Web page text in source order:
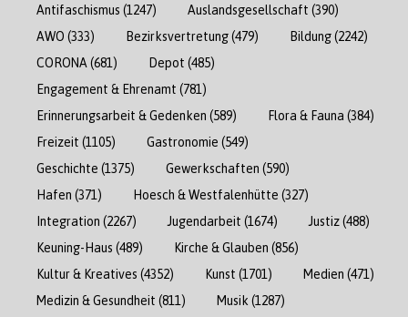
Antifaschismus (1247) Auslandsgesellschaft (390)
AWO (333) Bezirksvertretung(479) Bildung(2242)
CORONA (681) Depot (485)
Engagement & Ehrenamt (781)
Erinnerungsarbeit & Gedenken (589) Flora & Fauna (384)
Freizeit (1105) Gastronomie (549)
Geschichte (1375) Gewerkschaften (590)
Hafen (371) Hoesch & Westfalenhütte (327)
Integration (2267) Jugendarbeit (1674) Justiz(488)
Keuning-Haus (489) Kirche & Glauben (856)
Kultur & Kreatives (4352) Kunst (1701) Medien (471)
Medizin & Gesundheit (811) Musik (1287)